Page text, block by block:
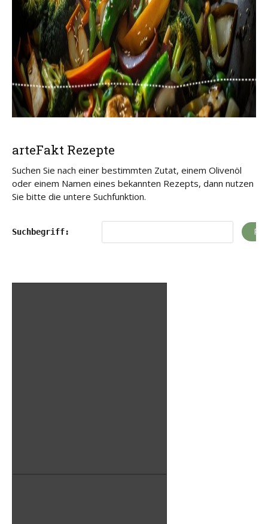
arteFakt Rezepte
Suchen Sie nach einer bestimmten Zutat, einem Olivenöl
oder einem Namen eines bekannten Rezepts, dann nutzen
Sie bitte die untere Suchfunktion.
Suchbegriff: